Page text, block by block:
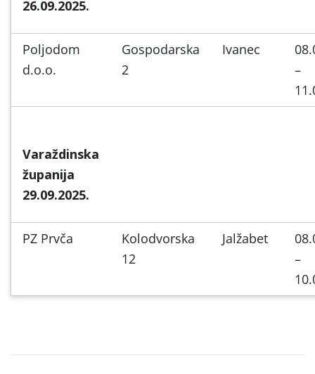
26.09.2025.
Poljodom
d.o.o.
Gospodarska
2
Ivanec
–
Varaždinska
županija
29.09.2025.
PZ Prvča
Kolodvorska
12
Jalžabet
–